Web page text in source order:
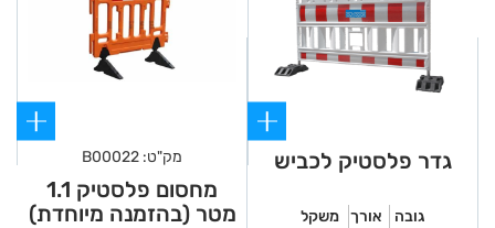
גדר פלסטיק לכביש
גובה אורך משקל
מק"ט: B00022
מחסום פלסטיק 1.1
מטר (בהזמנה מיוחדת)